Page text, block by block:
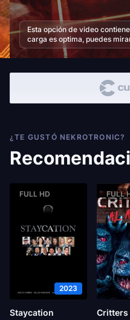
Esta opción de video
carga es optima, puedes
¿TE GUSTÓ NEKROTRONIC?
FULL HD
2023
Staycation
FULL
Critters